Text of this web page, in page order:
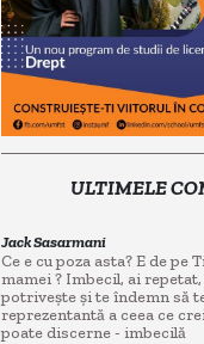
ULTIMELE
Jack Sasarmani
Ce e cu poza asta? E de pe
mamei ? Imbecil, ai
potrivește și te îndemn să
reprezentantă a ceea ce
poate discerne - imbecilă